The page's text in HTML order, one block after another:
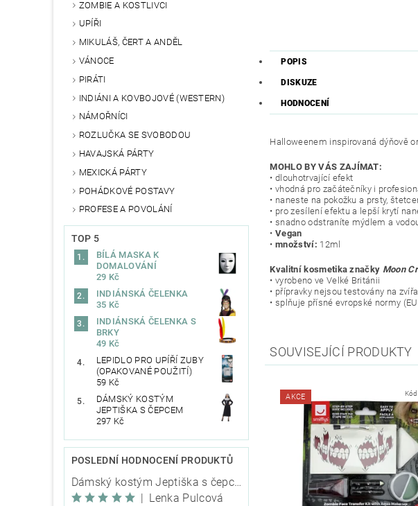
ZOMBIE A KOSTLIVCI
UPÍŘI
MIKULÁŠ, ČERT A ANDĚL
VÁNOCE
PIRÁTI
INDIÁNI A KOVBOJOVÉ (WESTERN)
NÁMOŘNÍCI
ROZLUČKA SE SVOBODOU
HAVAJSKÁ PÁRTY
MEXICKÁ PÁRTY
POHÁDKOVÉ POSTAVY
PROFESE A POVOLÁNÍ
TOP 5
BÍLÁ MASKA K
DOMALOVÁNÍ
29 Kč
INDIÁNSKÁ ČELENKA
35 Kč
INDIÁNSKÁ ČELENKA S
BRKY
49 Kč
LEPIDLO PRO UPÍŘÍ ZUBY
(OPAKOVANÉ POUŽITÍ)
59 Kč
DÁMSKÝ KOSTÝM
JEPTIŠKA S ČEPCEM
297 Kč
POSLEDNÍ HODNOCENÍ PRODUKTŮ
Dámský kostým Jeptiška s čepcem
Lenka Pulcová
POPIS
DISKUZE
HODNOCENÍ
Halloweenem inspirovaná dýňově
MOHLO BY VÁS ZAJÍMAT:
• dlouhotrvající efekt
• vhodná pro začátečníky i
• naneste na pokožku a prsty,
• pro zesílení efektu a lepší krytí
• snadno odstraníte mýdlem a
•Vegan
•množství: 12ml
Kvalitní kosmetika značky Moon
• vyrobeno ve Velké Británii
• přípravky nejsou testovány na
• splňuje přísné evropské normy
SOUVISEJÍCÍ PRODUKTY
AKCE